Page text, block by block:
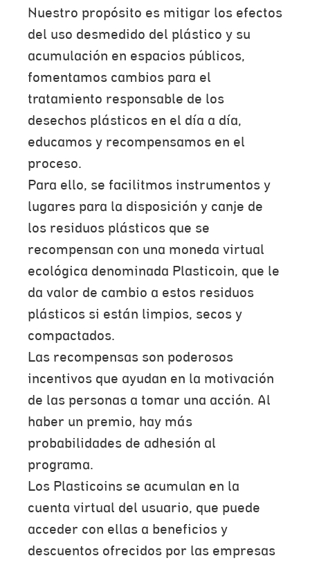
Nuestro propósito es mitigar los efectos
del uso desmedido del plástico y su
acumulación en espacios públicos,
fomentamos cambios para el
tratamiento responsable de los
desechos plásticos en el día a día,
educamos y recompensamos en el
proceso.
Para ello, se facilitmos instrumentos y
lugares para la disposición y canje de
los residuos plásticos que se
recompensan con una moneda virtual
ecológica denominada Plasticoin, que le
da valor de cambio a estos residuos
plásticos si están limpios, secos y
compactados.
Las recompensas son poderosos
incentivos que ayudan en la motivación
de las personas a tomar una acción. Al
haber un premio, hay más
probabilidades de adhesión al
programa.
Los Plasticoins se acumulan en la
cuenta virtual del usuario, que puede
acceder con ellas a beneficios y
descuentos ofrecidos por las empresas